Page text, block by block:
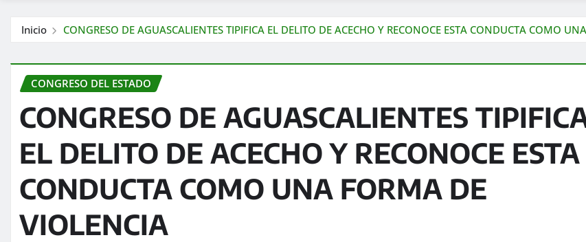
Inicio CONGRESO DE AGUASCALIENTES TIPIFICA EL DELITO DE ACECHO Y RECONOCE ESTA CONDUCTA COMO
CONGRESO DEL ESTADO
CONGRESO DE AGUASCALIENTES
EL DELITO DE ACECHO Y RECONOCE ESTA
CONDUCTA COMO UNA FORMA DE
VIOLENCIA